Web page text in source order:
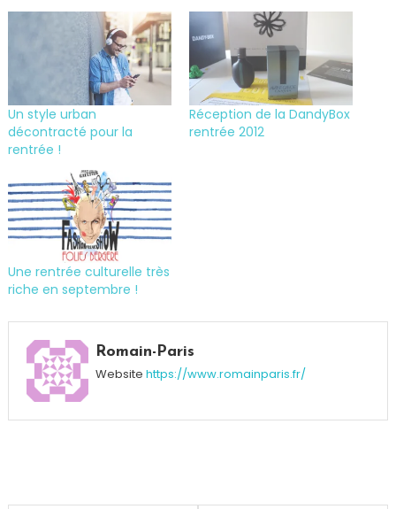
Un style urban
décontracté pour la
rentrée !
Réception de la DandyBox
rentrée 2012
Une rentrée culturelle très
riche en septembre !
Mode,
Romain-Paris
Website https://www.romainparis.fr/